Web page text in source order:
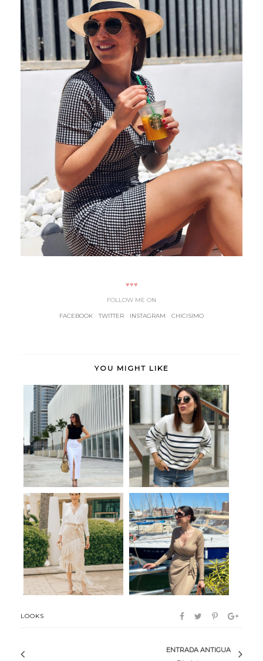
♥♥♥
FOLLOW ME ON
FACEBOOK -TWITTER INSTAGRAM CHICISIMO
YOU MIGHT LIKE
Tendencia Comfy navy
Manila Gio
LOOKS
ENTRADA ANTIGUA